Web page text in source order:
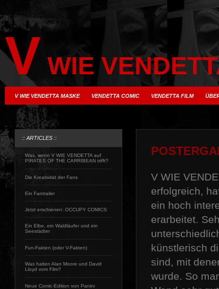
V WIE
V WIE VENDETTA MASKE VENDETTA COMIC VENDETTA FILM
:: ARTICLES ::
Was, wenn V WIE VENDETTA auf
PIRATES OF THE CARRIBEAN trifft?
Die Kreativität der Fans
Ein Fantrailer
Jetzt erschienen: OCCUPY COMICS
Ein Elbe, ein Waldläufer und ein
Seestädter
Fun-Fakten (oder V-Fakten)
Was halten Alan Moore und David
Lloyd vom Film?
Neue Comic-Edition von Panini
V WIE
erfolgreich,
ein hoch
erarbeitet.
künstlerisch
sind, mit
wurde. So